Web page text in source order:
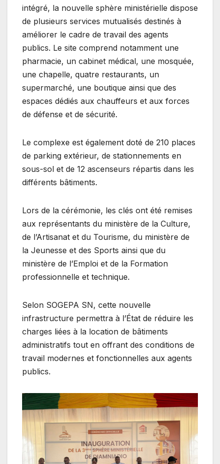
intégré, la nouvelle sphère ministérielle dispose
de plusieurs services mutualisés destinés à
améliorer le cadre de travail des agents
publics. Le site comprend notamment une
pharmacie, un cabinet médical, une mosquée,
une chapelle, quatre restaurants, un
supermarché, une boutique ainsi que des
espaces dédiés aux chauffeurs et aux forces
de défense et de sécurité.
Le complexe est également doté de 210 places
de parking extérieur, de stationnements en
sous-sol et de 12 ascenseurs répartis dans les
différents bâtiments.
Lors de la cérémonie, les clés ont été remises
aux représentants du ministère de la Culture,
de l’Artisanat et du Tourisme, du ministère de
la Jeunesse et des Sports ainsi que du
ministère de l’Emploi et de la Formation
professionnelle et technique.
Selon SOGEPA SN, cette nouvelle
infrastructure permettra à l’État de réduire les
charges liées à la location de bâtiments
administratifs tout en offrant des conditions de
travail modernes et fonctionnelles aux agents
publics.